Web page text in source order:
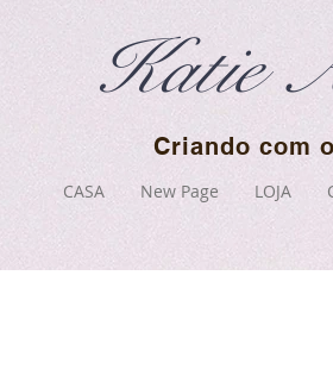
Katie
Criando com
CASA New Page LOJA